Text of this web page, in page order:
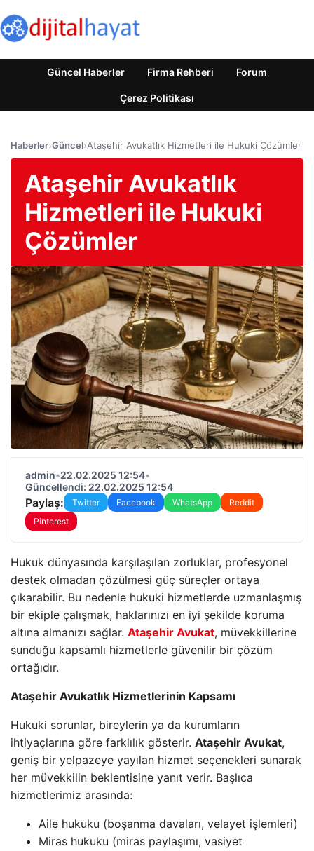
Güncel Haberler Firma Rehberi Forum
Çerez Politikası
Haberler›Güncel›Ataşehir Avukatlık Hizmetleri ile Hukuki Çözümler
Ataşehir Avukatlık
Hizmetleri ile Hukuki
Çözümler
admin•22.02.2025 12:54•
Güncellendi: 22.02.2025 12:54
Paylaş: Twitter Facebook WhatsApp
Reddit
Pinterest
Hukuk dünyasında karşılaşılan zorluklar, profesyonel
destek olmadan çözülmesi güç süreçler ortaya
çıkarabilir. Bu nedenle hukuki hizmetlerde uzmanlaşmış
bir ekiple çalışmak, haklarınızı en iyi şekilde koruma
altına almanızı sağlar. Ataşehir Avukat, müvekkillerine
sunduğu kapsamlı hizmetlerle güvenilir bir çözüm
ortağıdır.
Ataşehir Avukatlık Hizmetlerinin Kapsamı
Hukuki sorunlar, bireylerin ya da kurumların
ihtiyaçlarına göre farklılık gösterir. Ataşehir Avukat,
geniş bir yelpazeye yayılan hizmet seçenekleri sunarak
her müvekkilin beklentisine yanıt verir. Başlıca
hizmetlerimiz arasında:
Aile hukuku (boşanma davaları, velayet işlemleri)
Miras hukuku (miras paylaşımı, vasiyet